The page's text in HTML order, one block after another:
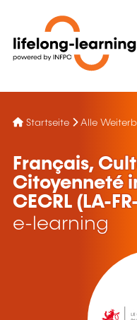
Startseite Alle
Français,
Citoyenneté
CECRL (LA-
e-learning